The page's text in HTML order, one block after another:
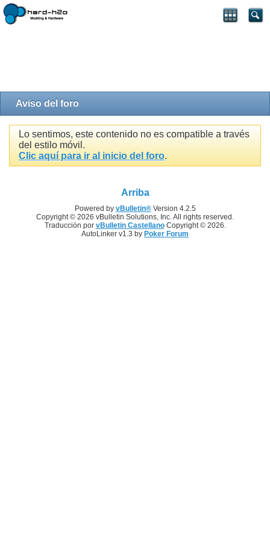
Aviso del foro
Lo sentimos, este contenido no es compatible a través
del estilo móvil.
Clic aquí para ir al inicio del foro.
Arriba
Powered by vBulletin®Version 4.2.5
Copyright © 2026 vBulletin Solutions, Inc. All rights reserved.
Traducción por vBulletin CastellanoCopyright © 2026.
AutoLinker v1.3 by Poker Forum